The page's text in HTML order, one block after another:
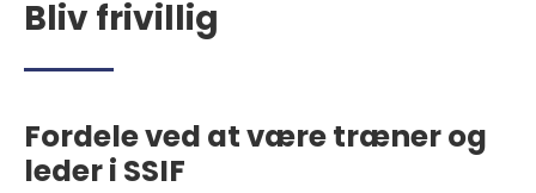
Bliv frivillig
Fordele ved at være træner og
leder i SSIF